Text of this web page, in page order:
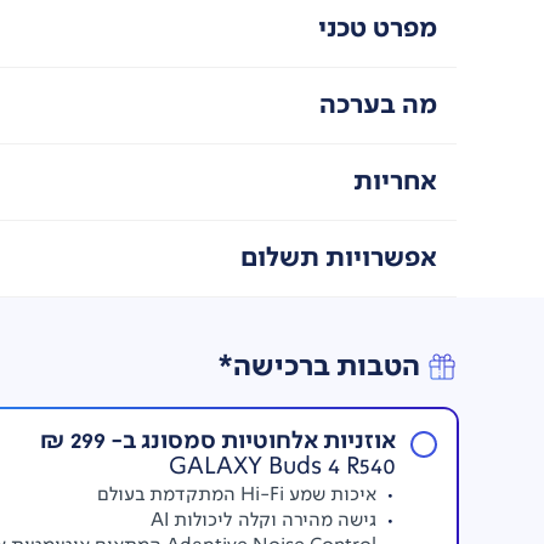
חווית צילום לילה
מפרט טכני
מה בערכה
אחריות
אפשרויות תשלום
הטבות ברכישה*
אוזניות אלחוטיות סמסונג ב- 299 ₪
GALAXY Buds 4 R540
איכות שמע Hi-Fi המתקדמת בעולם
גישה מהירה וקלה ליכולות AI